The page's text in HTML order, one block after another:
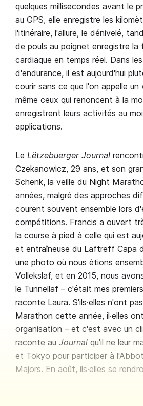
quelques millisecondes avant le
au GPS, elle enregistre les
l'itinéraire, l'allure, le dénivelé,
de pouls au poignet enregistre la
cardiaque en temps réel. Dans
d'endurance, il est aujourd'hui
courir sans ce que l'on appelle un
même ceux qui renoncent à la
enregistrent leurs activités au
applications.
Le Lëtzebuerger Journal
Czekanowicz, 29 ans, et son
Schenk, la veille du Night
années, malgré des approches
courent souvent ensemble lors
compétitions. Francis a ouvert
la course à pied à celle qui est
et entraîneuse du Laftreff Capa
une photo où nous étions
Vollekslaf, et en 2015, nous
le Tunnellaf – c'était mes
raconte Laura. S'ils·elles n'ont
Marathon cette année, il·elles
organisation – et c'est avec un
raconte au Journal qu'il ne leur
et Tokyo pour participer à
Majors. En août, ils·elles se